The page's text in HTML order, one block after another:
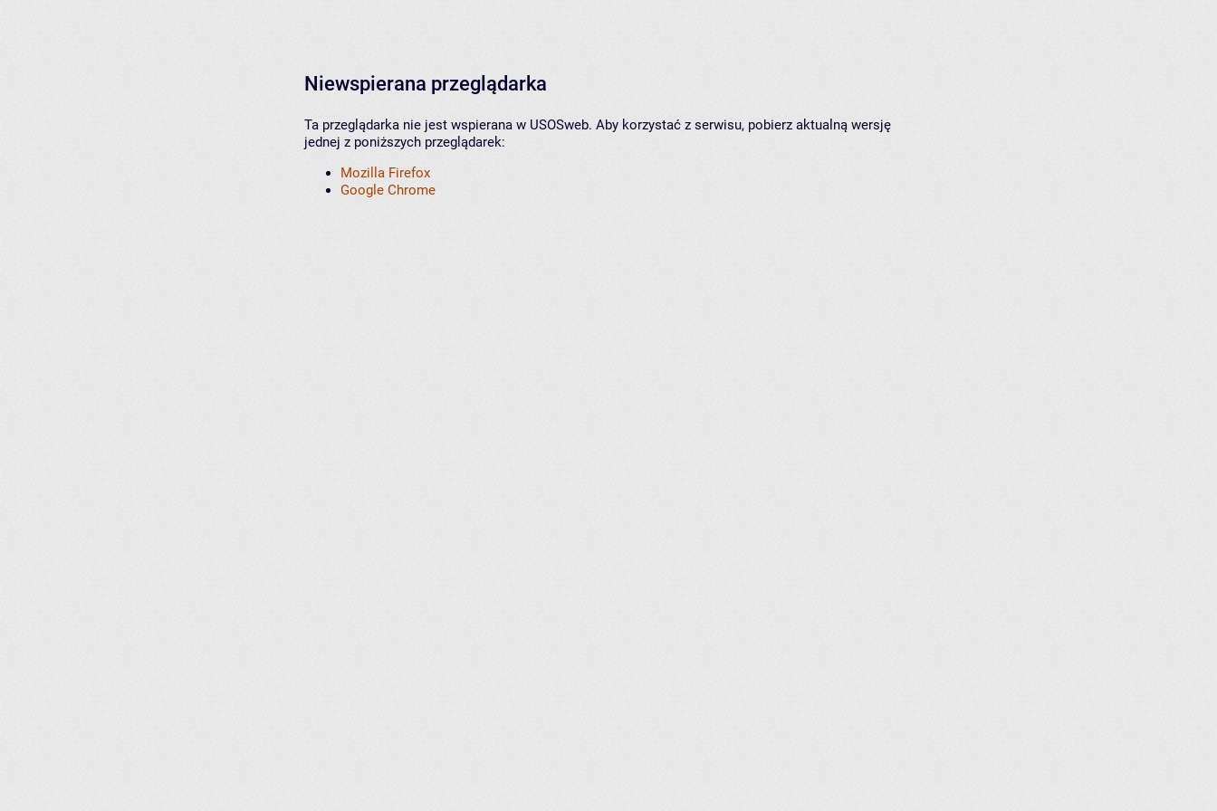
Niewspierana przeglądarka
Ta przeglądarka nie jest wspierana w USOSweb. Aby korzystać z serwisu, pobierz aktualną wersję
jednej z poniższych przeglądarek:
Mozilla Firefox
Google Chrome